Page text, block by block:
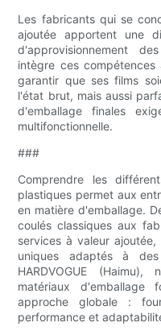
Les fabricants qui se
ajoutée apportent une
d'approvisionnement
intègre ces
garantir que ses films
l'état brut, mais aussi
d'emballage finales
multifonctionnelle.
###
Comprendre les
plastiques permet aux
en matière d'emballage.
coulés classiques aux
services à valeur
uniques adaptés à des
HARDVOGUE
matériaux d'emballage
approche globale :
performance et